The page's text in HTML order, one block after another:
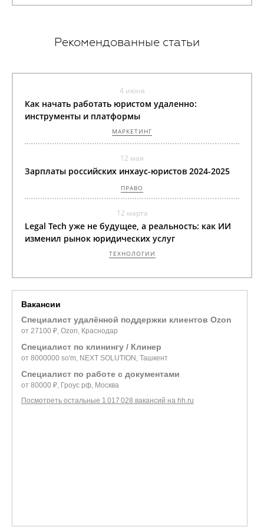
Рекомендованные статьи
Как начать работать юристом удаленно:
инструменты и платформы
МАРКЕТИНГ
4 июня
Зарплаты российских инхаус-юристов 2024-2025
ПРАВО
12 мая
Legal Tech уже не будущее, а реальность: как ИИ
изменил рынок юридических услуг
ТЕХНОЛОГИИ
12 марта
Вакансии
Специалист удалённой поддержки клиентов Ozon
от 27100 ₽, Ozon, Краснодар
Специалист по клинингу / Клинер
от 8000000 so'm, NEXT SOLUTION, Ташкент
Специалист по работе с документами
от 80000 ₽, Гроус рф, Москва
Посмотреть остальные 1 017 028 вакансий на hh.ru